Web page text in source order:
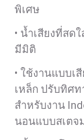
พิเศษ
• น้ำเสียงที่สด
มีมิติ
• ใช้งานแบบเ
เหล็ก ปรับทิศท
สำหรับงาน
นอนแบบสเตจ